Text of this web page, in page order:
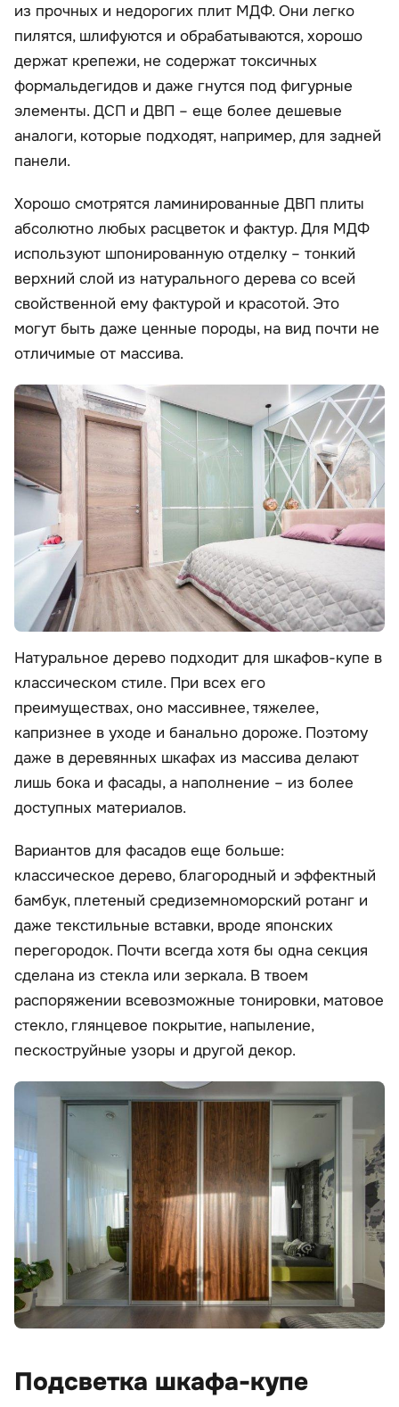
из прочных и недорогих плит МДФ. Они легко
пилятся, шлифуются и обрабатываются, хорошо
держат крепежи, не содержат токсичных
формальдегидов и даже гнутся под фигурные
элементы. ДСП и ДВП – еще более дешевые
аналоги, которые подходят, например, для задней
панели.
Хорошо смотрятся ламинированные ДВП плиты
абсолютно любых расцветок и фактур. Для МДФ
используют шпонированную отделку – тонкий
верхний слой из натурального дерева со всей
свойственной ему фактурой и красотой. Это
могут быть даже ценные породы, на вид почти не
отличимые от массива.
Натуральное дерево подходит для шкафов-купе в
классическом стиле. При всех его
преимуществах, оно массивнее, тяжелее,
капризнее в уходе и банально дороже. Поэтому
даже в деревянных шкафах из массива делают
лишь бока и фасады, а наполнение – из более
доступных материалов.
Вариантов для фасадов еще больше:
классическое дерево, благородный и эффектный
бамбук, плетеный средиземноморский ротанг и
даже текстильные вставки, вроде японских
перегородок. Почти всегда хотя бы одна секция
сделана из стекла или зеркала. В твоем
распоряжении всевозможные тонировки, матовое
стекло, глянцевое покрытие, напыление,
пескоструйные узоры и другой декор.
Подсветка шкафа-купе